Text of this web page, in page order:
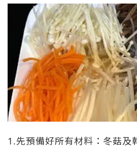
1.先預備好所有材料：冬菇及